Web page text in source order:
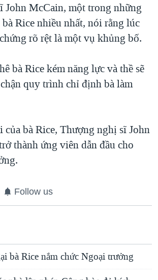
John McCain, một trong những
Rice nhiều nhất, nói rằng lúc
rõ rệt là một vụ khủng bố.
bà Rice kém năng lực và thề sẽ
quy trình chỉ định bà làm
của bà Rice, Thượng nghị sĩ John
thành ứng viên dẫn đầu cho
Follow us
bà Rice nắm chức Ngoại trưởng